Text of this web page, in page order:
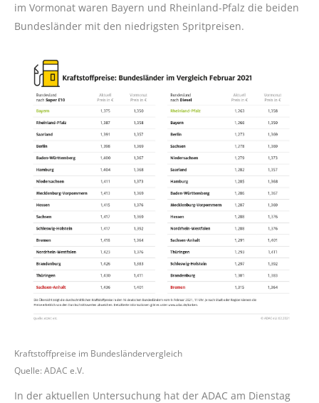
im Vormonat waren Bayern und Rheinland-Pfalz die beiden
Bundesländer mit den niedrigsten Spritpreisen.
Kraftstoffpreise im Bundesländervergleich
Quelle: ADAC e.V.
In der aktuellen Untersuchung hat der ADAC am Dienstag